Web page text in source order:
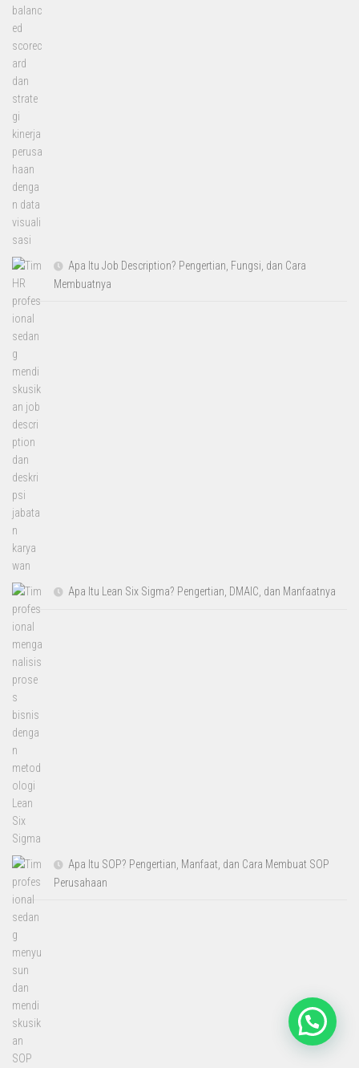
Apa Itu Job Description? Pengertian, Fungsi, dan Cara
Membuatnya
Apa Itu Lean Six Sigma? Pengertian, DMAIC, dan Manfaatnya
Apa Itu SOP? Pengertian, Manfaat, dan Cara Membuat SOP
Perusahaan